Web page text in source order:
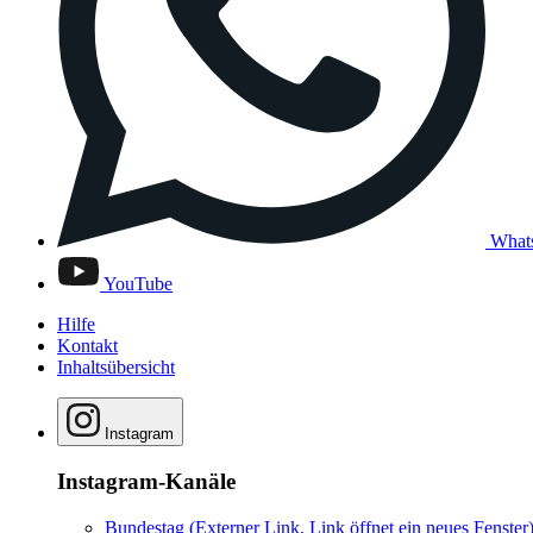
YouTube
Hilfe
Kontakt
Inhaltsübersicht
Instagram
Instagram-Kanäle
Bundestag (Externer Link, Link öffnet ein neues Fenster)